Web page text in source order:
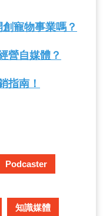
寵物事業嗎？
營自媒體？
指南！
Podcaster
知識媒體